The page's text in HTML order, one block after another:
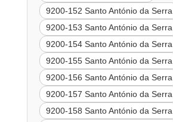
9200-152 Santo António da Serra
9200-153 Santo António da Serra
9200-154 Santo António da Serra
9200-155 Santo António da Serra
9200-156 Santo António da Serra
9200-157 Santo António da Serra
9200-158 Santo António da Serra